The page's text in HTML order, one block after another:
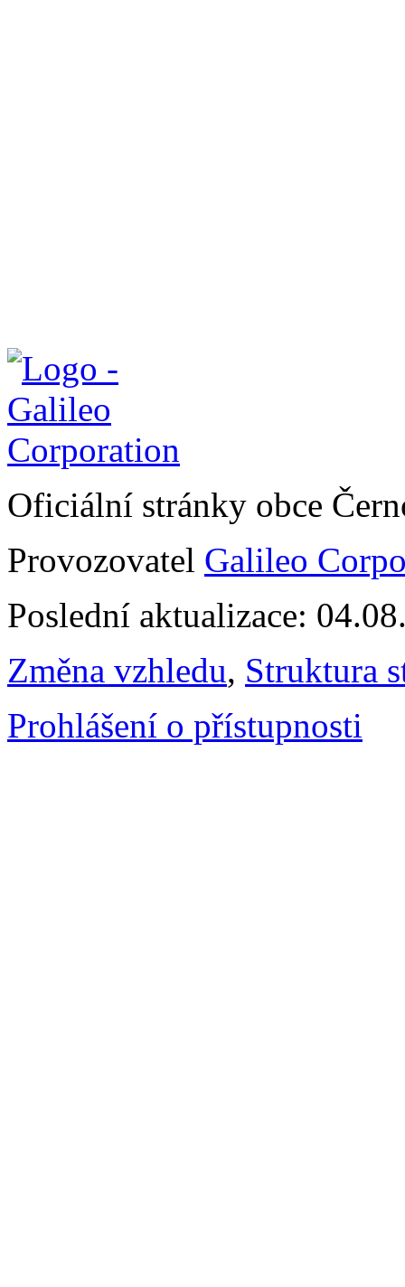
Oficiální stránky obce
Provozovatel Galileo
Poslední aktualizace:
Změna vzhledu, Struktura
Prohlášení o přístupnosti